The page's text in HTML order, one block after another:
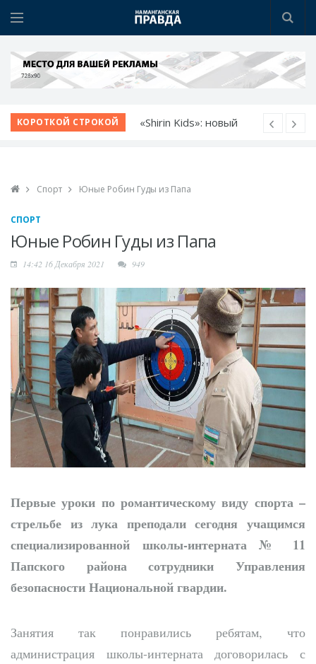
КОРОТКОЙ СТРОКОЙ
«Shirin Kids»: новый
билет в будущее
открылся новый
учебный центр
Прокурор области
обсудил с молодежью
идеи и проблемы
Диалог без
формальностей: хоким
выслушал молодежь
Спорт Юные Робин Гуды из Папа
СПОРТ
Юные Робин Гуды из Папа
14:42 16 Декабря 2021 949
Первые уроки по романтическому виду спорта –
стрельбе из лука преподали сегодня учащимся
специализированной школы-интерната № 11
Папского района сотрудники Управления
безопасности Национальной гвардии.
Занятия так понравились ребятам, что
администрация школы-интерната договорилась с